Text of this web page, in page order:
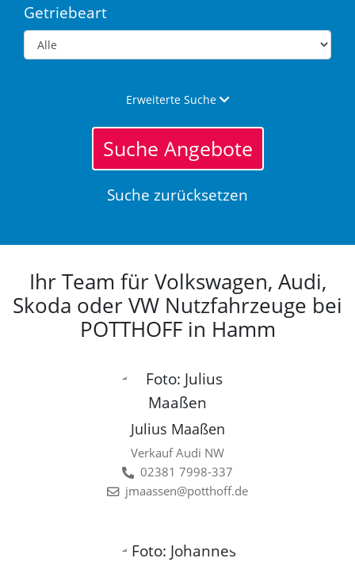
Getriebeart
Erweiterte Suche
Suche Angebote
Suche zurücksetzen
Ihr Team für Volkswagen, Audi,
Skoda oder VW Nutzfahrzeuge bei
POTTHOFF in Hamm
Julius Maaßen
Verkauf Audi NW
02381 7998-337
jmaassen@potthoff.de